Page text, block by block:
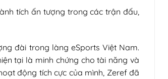
tích ấn tượng trong các trận đấu,
đài trong làng eSports Việt Nam.
tại là minh chứng cho tài năng và
động tích cực của mình, Zeref đã